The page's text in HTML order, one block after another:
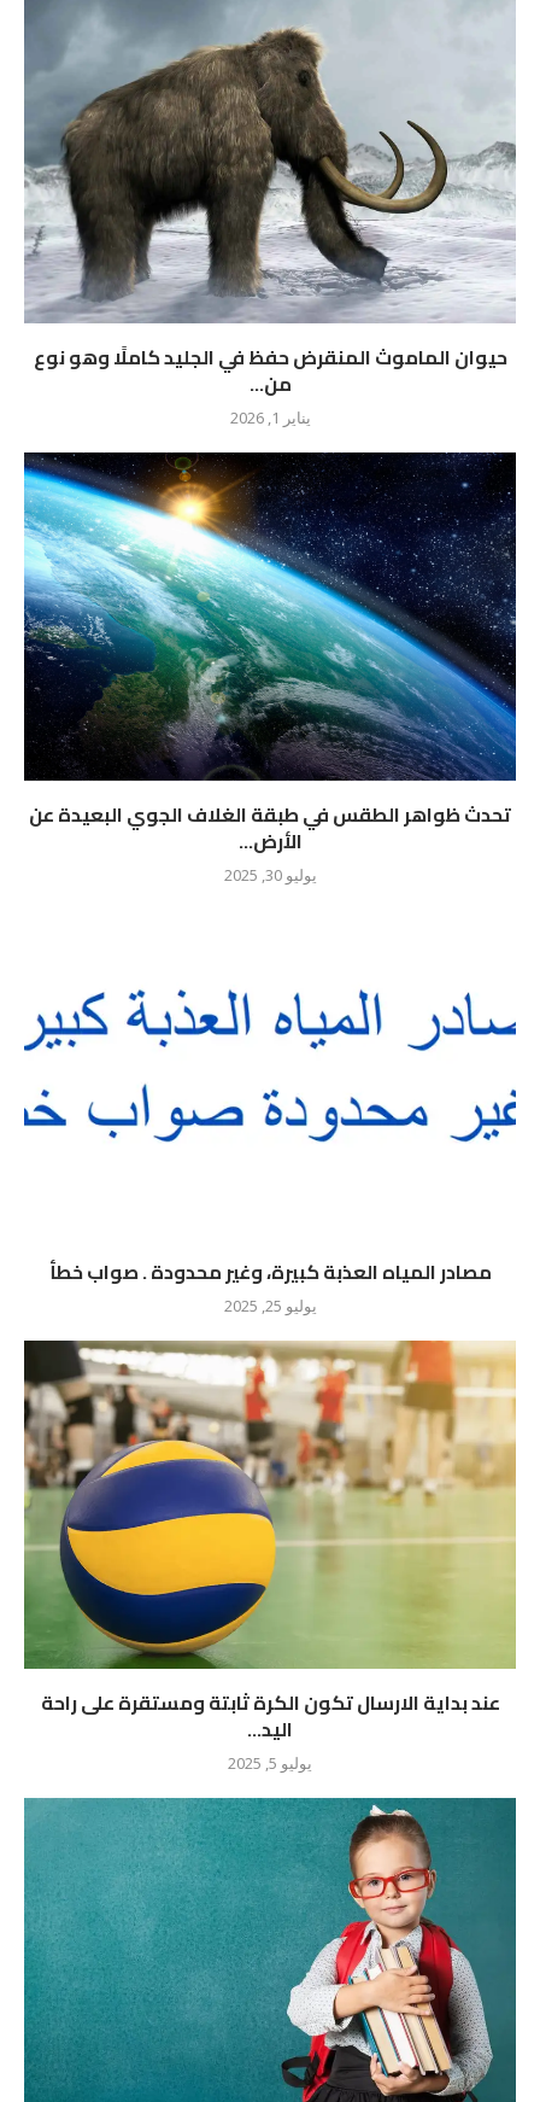
حيوان الماموث المنقرض حفظ في الجليد كاملًا وهو نوع
من...
يناير 1, 2026
تحدث ظواهر الطقس في طبقة الغلاف الجوي البعيدة عن
الأرض...
يوليو 30, 2025
مصادر المياه العذبة كبيرة، وغير محدودة . صواب خطأ
يوليو 25, 2025
عند بداية الارسال تكون الكرة ثابتة ومستقرة على راحة
اليد...
يوليو 5, 2025